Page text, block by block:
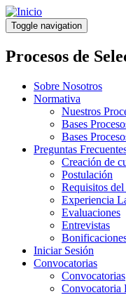
Pasar
al
contenido
principal
Toggle navigation
Procesos de
Sobre Nosotros
Normativa
Nuestros
Bases
Bases
Preguntas
Creación de
Postulación
Requisitos
Experiencia
Evaluaciones
Entrevistas
Iniciar Sesión
Convocatorias
Convocatorias
Convocatoria